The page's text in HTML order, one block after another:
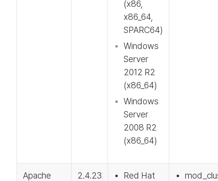
(x86,
x86_64,
SPARC64)
Windows
Server
2012 R2
(x86_64)
Windows
Server
2008 R2
(x86_64)
Apache
2.4.23
Red Hat